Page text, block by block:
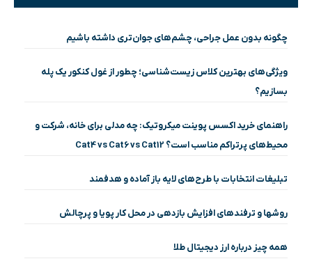
چگونه بدون عمل جراحی، چشم‌های جوان‌تری داشته باشیم
ویژگی‌های بهترین کلاس زیست‌شناسی؛ چطور از غول کنکور یک پله
بسازیم؟
راهنمای خرید اکسس پوینت میکروتیک: چه مدلی برای خانه، شرکت و
محیط‌های پرتراکم مناسب است؟ Cat4 vs Cat6 vs Cat12
تبلیغات انتخابات با طرح‌های لایه باز آماده و هدفمند
روشها و ترفندهای افزایش بازدهی در محل کار پویا و پرچالش
همه چیز درباره ارز دیجیتال طلا